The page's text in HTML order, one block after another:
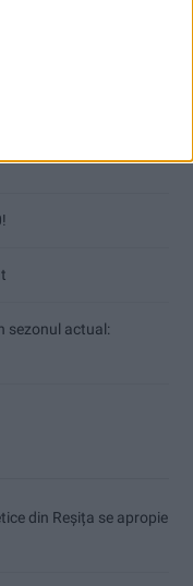
sezonul actual:
din Reșița se apropie